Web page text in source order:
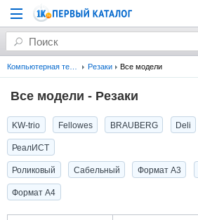
Резаки Все модели
Все модели - Резаки
KW-trio Fellowes BRAUBERG Deli
РеалИСТ
Роликовый Сабельный Формат A3
Формат A4